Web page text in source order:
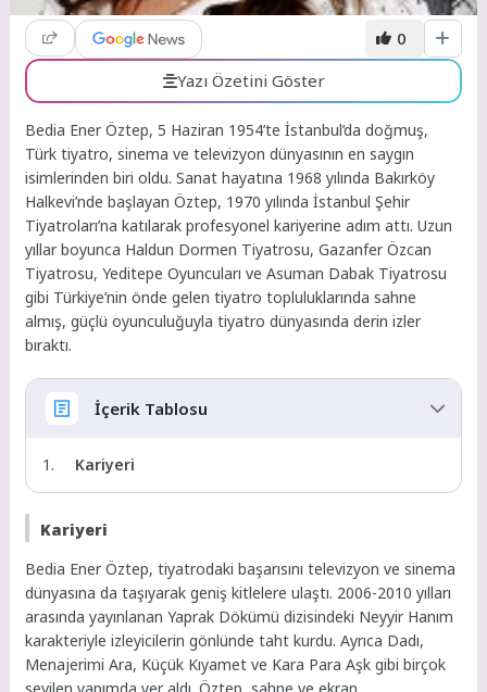
0
Yazı Özetini Göster
Bedia Ener Öztep, 5 Haziran 1954’te İstanbul’da doğmuş,
Türk tiyatro, sinema ve televizyon dünyasının en saygın
isimlerinden biri oldu. Sanat hayatına 1968 yılında Bakırköy
Halkevi’nde başlayan Öztep, 1970 yılında İstanbul Şehir
Tiyatroları’na katılarak profesyonel kariyerine adım attı. Uzun
yıllar boyunca Haldun Dormen Tiyatrosu, Gazanfer Özcan
Tiyatrosu, Yeditepe Oyuncuları ve Asuman Dabak Tiyatrosu
gibi Türkiye’nin önde gelen tiyatro topluluklarında sahne
almış, güçlü oyunculuğuyla tiyatro dünyasında derin izler
bıraktı.
İçerik Tablosu
Kariyeri
Kariyeri
Bedia Ener Öztep, tiyatrodaki başarısını televizyon ve sinema
dünyasına da taşıyarak geniş kitlelere ulaştı. 2006-2010 yılları
arasında yayınlanan Yaprak Dökümü dizisindeki Neyyir Hanım
karakteriyle izleyicilerin gönlünde taht kurdu. Ayrıca Dadı,
Menajerimi Ara, Küçük Kıyamet ve Kara Para Aşk gibi birçok